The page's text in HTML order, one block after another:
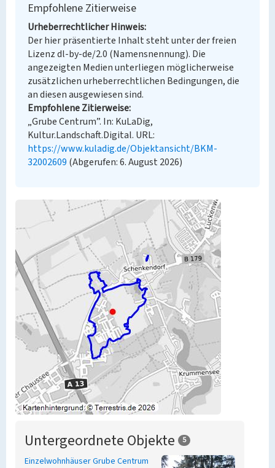
Empfohlene Zitierweise
Urheberrechtlicher Hinweis
Der hier präsentierte Inhalt steht unter der freien
Lizenz dl-by-de/2.0 (Namensnennung). Die
angezeigten Medien unterliegen möglicherweise
zusätzlichen urheberrechtlichen Bedingungen, die
an diesen ausgewiesen sind.
Empfohlene Zitierweise
„Grube Centrum”. In: KuLaDig,
Kultur.Landschaft.Digital. URL:
https://www.kuladig.de/Objektansicht/BKM-
32002609 (Abgerufen: 6. August 2026)
Untergeordnete Objekte 5
Einzelwohnhäuser Grube Centrum